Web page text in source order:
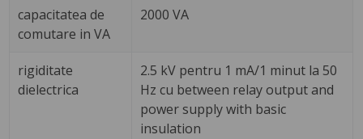
capacitatea de
comutare in VA
2000 VA
rigiditate
dielectrica
2.5 kV pentru 1 mA/1 minut la 50
Hz cu between relay output and
power supply with basic
insulation